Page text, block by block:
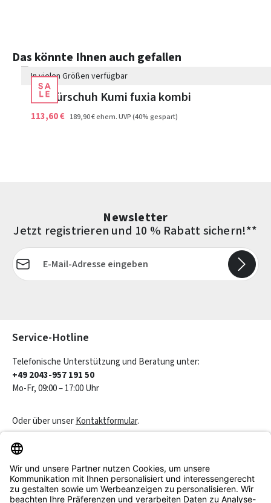
Produktgalerie überspringen
Das könnte Ihnen auch gefallen
Farben weiß blau
In vielen Größen verfügbar
Schnürschuh Kumi fuxia kombi
113,60 € 189,90 €ehem. UVP(40% gespart)
Newsletter
Jetzt registrieren und 10 % Rabatt sichern!**
E-Mail-Adresse*
Service-Hotline
Telefonische Unterstützung und Beratung unter:
+49 2043-957 191 50
Mo-Fr, 09:00 – 17:00 Uhr
Oder über unserKontaktformular.
Service & Beratung